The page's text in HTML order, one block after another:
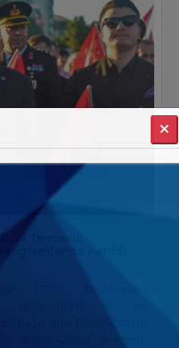
etkileşime kadar geniş
boyutlu iş birliklerinin
Özellikle Türk Dili ve
kurulacak ortak
disiplinleri kapsayan
zemin hazırlaması
İnsan ve Toplum
uluslararası ağını
kalmayıp, aynı
Bu iş
ve akademik
ortamda eğitim alma,
imkânı bularak
artırmaya ve nitelikli
15 Temmuz
Katıldı
FETÖ tarafından
girişiminin 10. yıl
gibi Bilecik’te de
Birlik Günü” anlamlı